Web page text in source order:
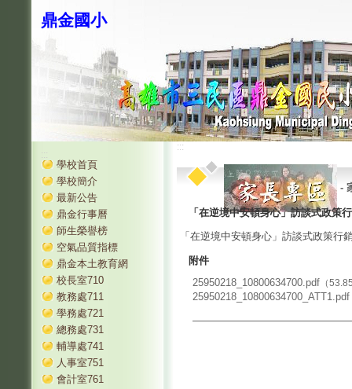
鼎金國小
:::
學校首頁
學校簡介
最新公告
鼎金行事曆
師生榮譽榜
空氣品質指標
鼎金本土教育網
校長室710
教務處711
學務處721
總務處731
輔導處741
人事室751
會計室761
:::
-
「在逆境中安頓身心」訪談式政策
「在逆境中安頓身心」訪談式政策行
附件
25950218_10800634700.pdf （
25950218_10800634700_ATT1.pdf